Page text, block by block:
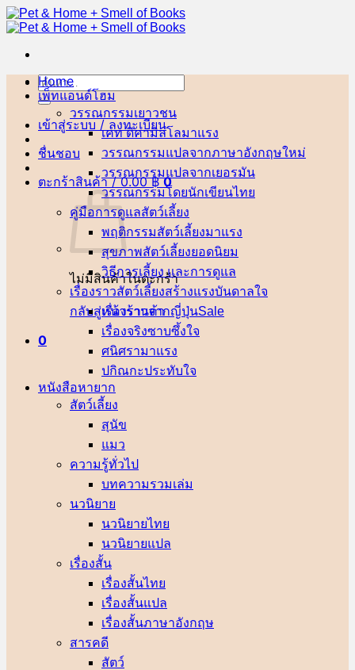
ข้าม
ไป
เนื้อหา
ค้นหา:
เข้าสู่ระบบ / ลงทะเบียน
ชื่นชอบ
ตะกร้าสินค้า /0.00฿ 0
ไม่มีสินค้าในตะกร้า
กลับสู่หน้าร้านค้า
0
Home
เพ็ทแอนด์โฮม
วรรณกรรมเยาวชน
เคท ดิคามิลโล
วรรณกรรมแปลจากภาษาอังกฤษ
วรรณกรรมแปลจากเยอรมัน
วรรณกรรมโดยนักเขียนไทย
คู่มือการดูแลสัตว์เลี้ยง
พฤติกรรมสัตว์เลี้ยง
สุขภาพสัตว์เลี้ยง
วิธีการเลี้ยง และการดูแล
เรื่องราวสัตว์เลี้ยงสร้างแรงบันดาลใจ
เรื่องราวจากญี่ปุ่น
เรื่องจริงซาบซึ้งใจ
ศนิศรา
ปกิณกะประทับใจ
หนังสือหายาก
สัตว์เลี้ยง
สุนัข
แมว
ความรู้ทั่วไป
บทความรวมเล่ม
นวนิยาย
นวนิยายไทย
นวนิยายแปล
เรื่องสั้น
เรื่องสั้นไทย
เรื่องสั้นแปล
เรื่องสั้นภาษาอังกฤษ
สารคดี
สัตว์